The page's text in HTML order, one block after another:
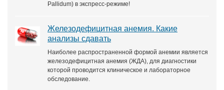
Pallidum) в экспресс-режиме!
Железодефицитная анемия. Какие
анализы сдавать
Наиболее распространенной формой анемии является
железодефицитная анемия (ЖДА), для диагностики
которой проводится клиническое и лабораторное
обследование.